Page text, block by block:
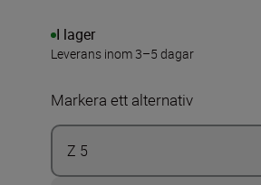
I lager
Leverans inom 3–5 dagar
Markera ett alternativ
Z 5